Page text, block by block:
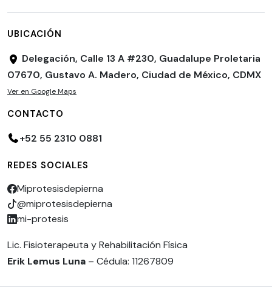
UBICACIÓN
Delegación, Calle 13 A #230, Guadalupe Proletaria
07670, Gustavo A. Madero, Ciudad de México, CDMX
Ver en Google Maps
CONTACTO
+52 55 2310 0881
REDES SOCIALES
Miprotesisdepierna
@miprotesisdepierna
mi-protesis
Lic. Fisioterapeuta y Rehabilitación Física
Erik Lemus Luna – Cédula: 11267809